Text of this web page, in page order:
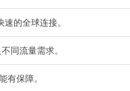
的全球连接。
同流量需求。
有保障。